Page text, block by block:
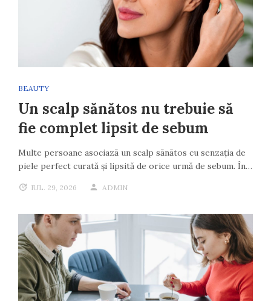
BEAUTY
Un scalp sănătos nu trebuie să
fie complet lipsit de sebum
Multe persoane asociază un scalp sănătos cu senzația de
piele perfect curată și lipsită de orice urmă de sebum. În…
IUL. 29, 2026 ADMIN